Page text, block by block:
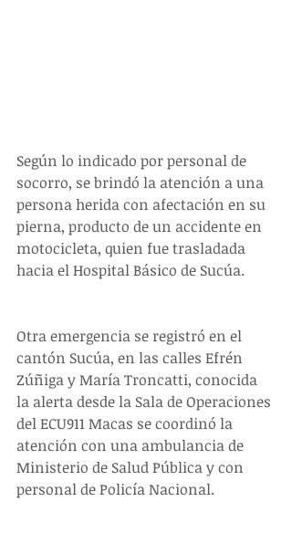
Según lo indicado por personal de
socorro, se brindó la atención a una
persona herida con afectación en su
pierna, producto de un accidente en
motocicleta, quien fue trasladada
hacia el Hospital Básico de Sucúa.
Otra emergencia se registró en el
cantón Sucúa, en las calles Efrén
Zúñiga y María Troncatti, conocida
la alerta desde la Sala de Operaciones
del ECU911 Macas se coordinó la
atención con una ambulancia de
Ministerio de Salud Pública y con
personal de Policía Nacional.